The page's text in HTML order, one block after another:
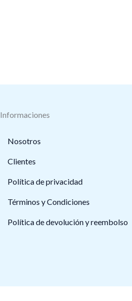
Informaciones
Nosotros
Clientes
Política de privacidad
Términos y Condiciones
Política de devolución y reembolso